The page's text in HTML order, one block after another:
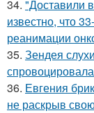
34. "Доставили
известно, что
реанимации
35. Зендея
36. Евгения
не раскрыв